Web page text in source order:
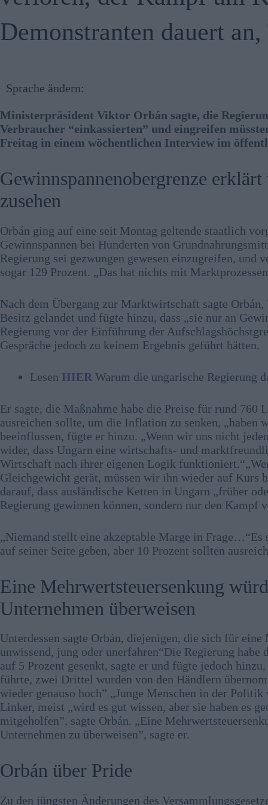
Demonstranten dauert
Sprache ändern:
Ministerpräsident Viktor Orbán sagte, die
Verbraucher “einkassierten” und eingreifen
Freitag in einem wöchentlichen Interview im
Gewinnspannenobergrenze
zusehen
Orbán ging auf eine seit Montag geltende staatlich
Gewinnspannen bei Hunderten von
Regierung sei gezwungen gewesen einzugreifen, und
sogar 129 Prozent. „Das hat nichts mit
Nach dem Übergang zur Marktwirtschaft sagte
Besitz gelandet und fügte hinzu, dass „sie nur an
Regierung vor der Einführung der
Gespräche jedoch zu keinem Ergebnis geführt hätten.
Lesen HIER Warum die ungarische Regierung
Er sagte, die Maßnahme habe die Preise für rund 760
ausreichen sollte, um die Inflation zu senken, „haben
beeinflussen, fügte er hinzu. „Wenn wir uns nicht
wider, dass Ungarn eine wirtschafts- und
Wirtschaft nach ihrer eigenen Logik
Gleichgewicht gerät, müssen wir ihn wieder auf Kurs
darauf, dass ausländische Ketten in Ungarn „früher
Regierung gewinnen können, sondern nur den Kampf
„Niemand stellt eine akzeptable Marge in Frage…“Es
auf seiner Seite geben, aber 10 Prozent sollten
Eine Mehrwertsteuersenkung
Unternehmen überweisen
Unterdessen sagte Orbán, diejenigen, die sich für
unwissend, jung oder unerfahren“Die Regierung
auf 5 Prozent gesenkt, sagte er und fügte jedoch
führte, zwei Drittel wurden von den Händlern
wieder genauso hoch” „Junge Menschen in der
Linker, meist „wird es gut wissen, aber sie haben es
mitgeholfen”, sagte Orbán. „Eine
Unternehmen zu überweisen”, sagte er.
Orbán über Pride
Zu den jüngsten Änderungen des